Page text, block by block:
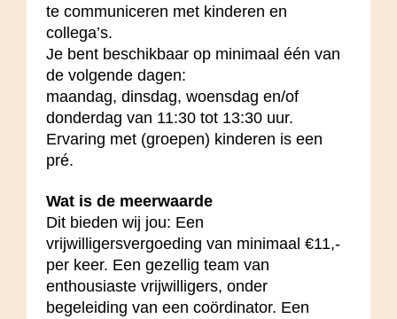
te communiceren met kinderen en
collega’s.
Je bent beschikbaar op minimaal één van
de volgende dagen:
maandag, dinsdag, woensdag en/of
donderdag van 11:30 tot 13:30 uur.
Ervaring met (groepen) kinderen is een
pré.
Wat is de meerwaarde
Dit bieden wij jou: Een
vrijwilligersvergoeding van minimaal €11,-
per keer. Een gezellig team van
enthousiaste vrijwilligers, onder
begeleiding van een coördinator. Een